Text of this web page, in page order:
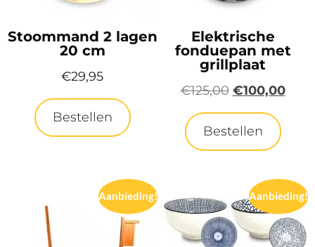
Stoommand 2 lagen
20 cm
€29,95
Bestellen
Elektrische
fonduepan met
grillplaat
€125,00 €100,00
Bestellen
Aanbieding! Aanbieding!